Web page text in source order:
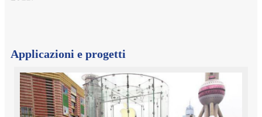
Applicazioni e progetti